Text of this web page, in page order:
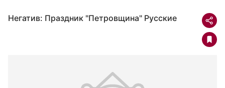
Негатив: Праздник "Петровщина" Русские